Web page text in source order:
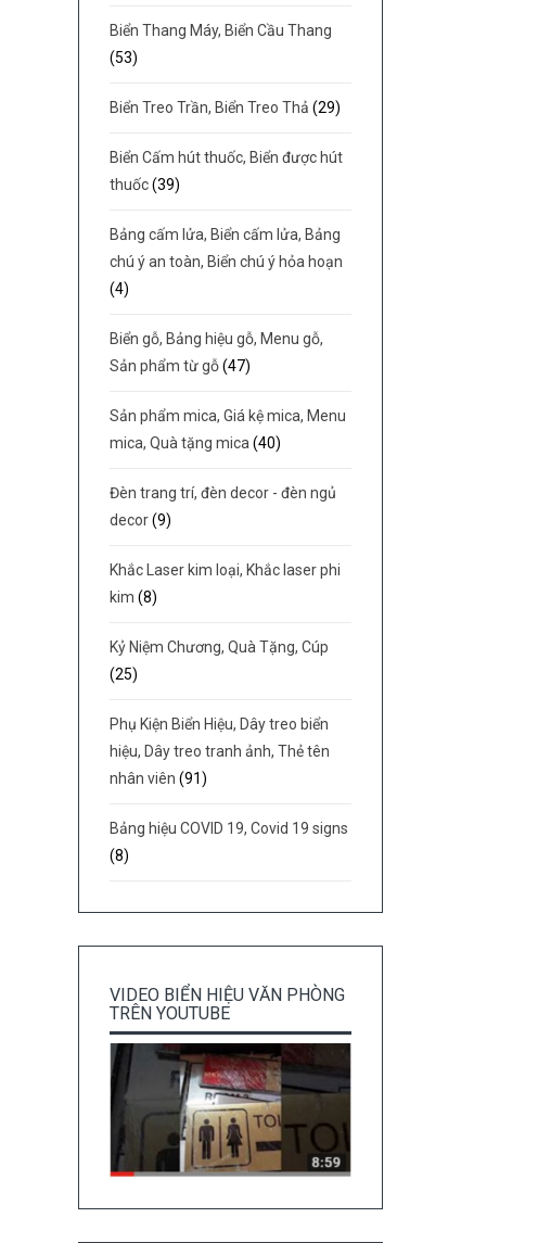
Biển Thang Máy, Biển Cầu Thang
(53)
Biển Treo Trần, Biển Treo Thả (29)
Biển Cấm hút thuốc, Biển được hút
thuốc(39)
Bảng cấm lửa, Biển cấm lửa, Bảng
chú ý an toàn, Biển chú ý hỏa hoạn
(4)
Biển gỗ, Bảng hiệu gỗ, Menu gỗ,
Sản phẩm từ gỗ(47)
Sản phẩm mica, Giá kệ mica, Menu
mica, Quà tặng mica(40)
Đèn trang trí, đèn decor - đèn ngủ
decor(9)
Khắc Laser kim loại, Khắc laser phi
kim (8)
Kỷ Niệm Chương, Quà Tặng, Cúp
(25)
Phụ Kiện Biển Hiệu, Dây treo biển
hiệu, Dây treo tranh ảnh, Thẻ tên
nhân viên (91)
Bảng hiệu COVID 19, Covid 19 signs
(8)
VIDEO BIỂN HIỆU VĂN PHÒNG
TRÊN YOUTUBE